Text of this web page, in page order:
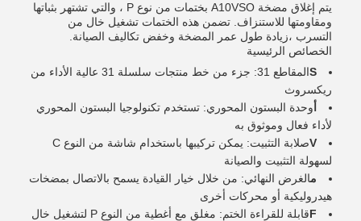
يتم إغلاق مضخة A10VSO بختمات من نوع P ، والتي تشتهر بثباتها
ومقاومتها للاستنزاف. تضمن هذه الختمات تشغيل خال من
التسرب ،زيادة طول عمر المضخة وخفض تكاليف الصيانة.
الخصائص الرئيسية
S
المقاطع 31: جزء من خط منتجات سلسلة 31 عالية الأداء من
ريكسروث
وحدة البستون المحوري: تستخدم تكنولوجيا البستون المحوري
لأداء فعال وموثوق به
V
صلابة التثبيت: يمكن تركيبها باستخدام شاشة من النوع C
لسهولة التثبيت والصيانة
مالغرض النهائي: من خلال خيار القيادة يسمح بالاتصال بمضخات
هيدروليكية أو محركات أخرى
F
قابلة للقراءة الختم: مغلق مع أغطية من النوع P لتشغيل خال